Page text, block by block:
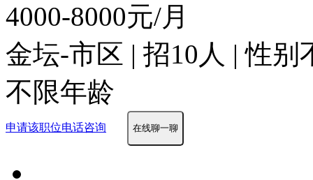
4000-8000元/月
金坛-市区 | 招10人 | 性
不限年龄
申请该职位电话咨询 在线聊一聊